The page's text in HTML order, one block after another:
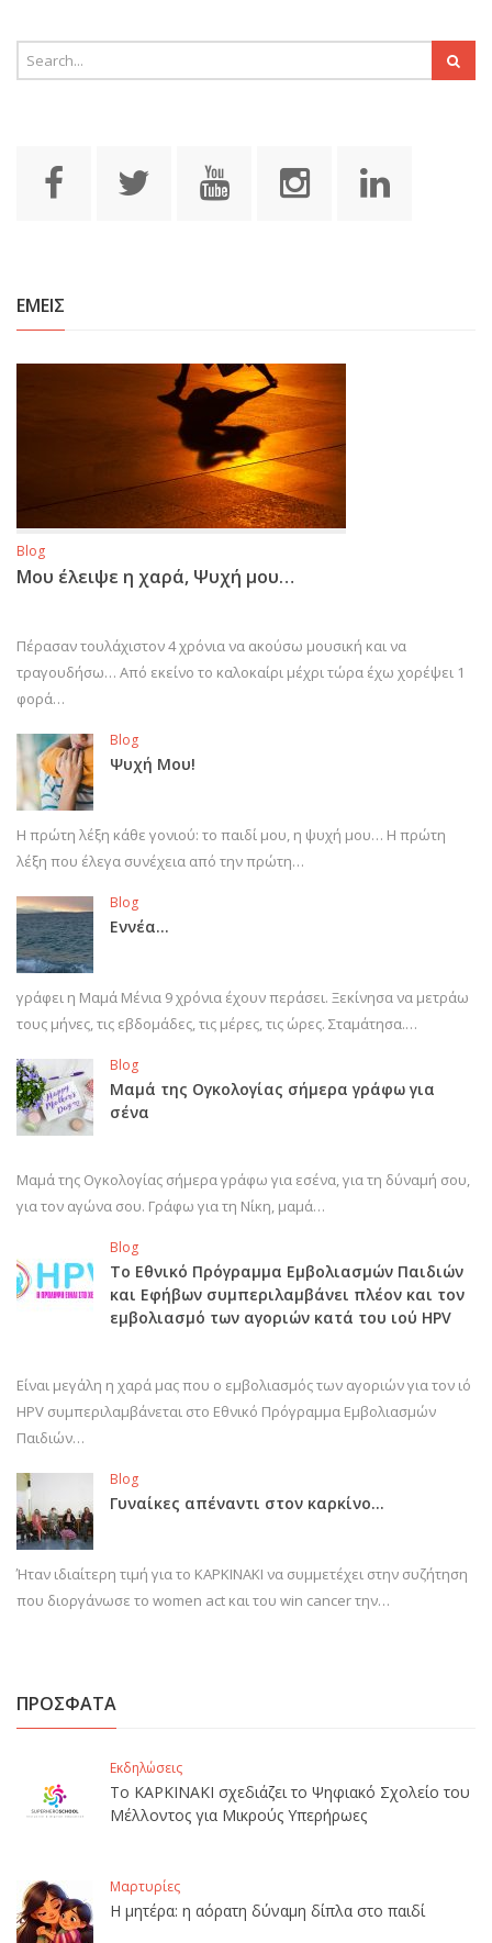
ΕΜΕΙΣ
Blog
Μου έλειψε η χαρά, Ψυχή μου…
Πέρασαν τουλάχιστον 4 χρόνια να ακούσω μουσική και να
τραγουδήσω… Από εκείνο το καλοκαίρι μέχρι τώρα έχω χορέψει 1
φορά…
Blog
Ψυχή Μου!
Η πρώτη λέξη κάθε γονιού: το παιδί μου, η ψυχή μου… Η πρώτη
λέξη που έλεγα συνέχεια από την πρώτη…
Blog
Εννέα…
γράφει η Μαμά Μένια 9 χρόνια έχουν περάσει. Ξεκίνησα να μετράω
τους μήνες, τις εβδομάδες, τις μέρες, τις ώρες. Σταμάτησα.…
Blog
Μαμά της Ογκολογίας σήμερα γράφω για
σένα
Μαμά της Ογκολογίας σήμερα γράφω για εσένα, για τη δύναμή σου,
για τον αγώνα σου. Γράφω για τη Νίκη, μαμά…
Blog
Το Εθνικό Πρόγραμμα Εμβολιασμών Παιδιών
και Εφήβων συμπεριλαμβάνει πλέον και τον
εμβολιασμό των αγοριών κατά του ιού HPV
Είναι μεγάλη η χαρά μας που ο εμβολιασμός των αγοριών για τον ιό
HPV συμπεριλαμβάνεται στο Εθνικό Πρόγραμμα Εμβολιασμών
Παιδιών…
Blog
Γυναίκες απέναντι στον καρκίνο…
Ήταν ιδιαίτερη τιμή για το ΚΑΡΚΙΝΑΚΙ να συμμετέχει στην συζήτηση
που διοργάνωσε το women act και του win cancer την…
ΠΡΟΣΦΑΤΑ
Εκδηλώσεις
Το ΚΑΡΚΙΝΑΚΙ σχεδιάζει το Ψηφιακό Σχολείο του
Μέλλοντος για Μικρούς Υπερήρωες
Μαρτυρίες
Η μητέρα: η αόρατη δύναμη δίπλα στο παιδί